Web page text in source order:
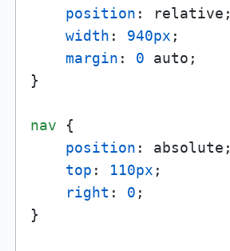
position : relative;
width : 940px ;
margin : 0 auto;
}
nav {
position : absolute;
top : 110px ;
right : 0 ;
}